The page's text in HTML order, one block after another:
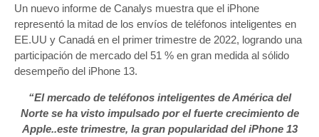
Un nuevo informe de Canalys muestra que el iPhone
representó la mitad de los envíos de teléfonos inteligentes en
EE.UU y Canadá en el primer trimestre de 2022, logrando una
participación de mercado del 51 % en gran medida al sólido
desempeño del iPhone 13.
“El mercado de teléfonos inteligentes de América del
Norte se ha visto impulsado por el fuerte crecimiento de
Apple..este trimestre, la gran popularidad del iPhone 13